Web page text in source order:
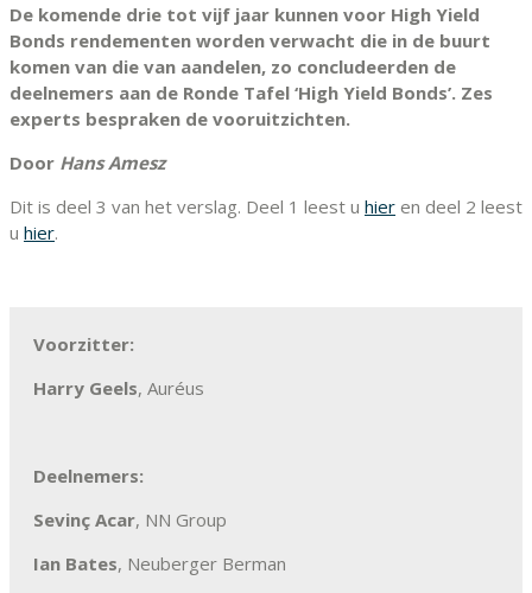
De komende drie tot vijf jaar kunnen voor High Yield
Bonds rendementen worden verwacht die in de buurt
komen van die van aandelen, zo concludeerden de
deelnemers aan de Ronde Tafel ‘High Yield Bonds’. Zes
experts bespraken de vooruitzichten.
Door Hans Amesz
Dit is deel 3 van het verslag. Deel 1 leest u hier en deel 2 leest
u hier.
Voorzitter:
Harry Geels, Auréus
Deelnemers:
Sevinç Acar, NN Group
Ian Bates, Neuberger Berman